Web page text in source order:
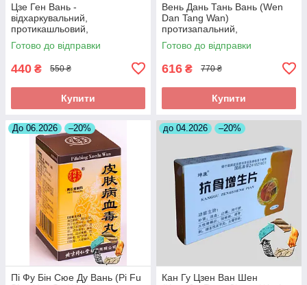
Цзе Ген Вань -
відхаркувальний,
протикашльовий,
протизапальний
Готово до відправки
440 ₴ 550 ₴
Купити
Вень Дань Тань Вань (Wen
Dan Tang Wan)
протизапальний,
знеболюючий, при
холециститі
Готово до відправки
616 ₴ 770 ₴
Купити
До 06.2026 –20%
Пі Фу Бін Сюе Ду Вань (Pi Fu
до 04.2026 –20%
Кан Гу Цзен Ван Шен